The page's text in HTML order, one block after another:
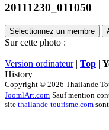
20111230_011050
Sélectionnez un membre
Sur cette photo :
Version ordinateur| Top |
History
Copyright © 2026 Thailande
JoomlArt.com Sauf mention
site thailande-tourisme.com